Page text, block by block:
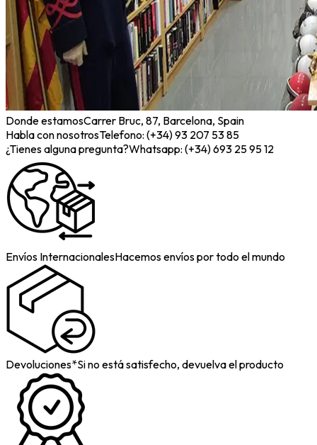
Donde estamosCarrer Bruc, 87, Barcelona, Spain
Habla con nosotrosTelefono: (+34) 93 207 53 85
¿Tienes alguna pregunta?Whatsapp: (+34) 693 25 95 12
Envíos InternacionalesHacemos envíos por todo el mundo
Devoluciones*Si no está satisfecho, devuelva el producto